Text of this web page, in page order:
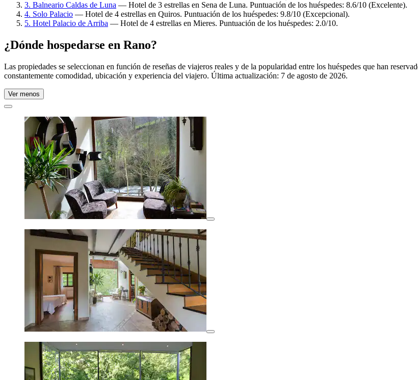
3. Balneario Caldas de Luna — Hotel de 3 estrellas en Sena de Luna. Puntuación de los huéspedes: 8.6/10 (Excelente).
4. Solo Palacio — Hotel de 4 estrellas en Quiros. Puntuación de los huéspedes: 9.8/10 (Excepcional).
5. Hotel Palacio de Arriba — Hotel de 4 estrellas en Mieres. Puntuación de los huéspedes: 2.0/10.
¿Dónde hospedarse en Rano?
Las propiedades se seleccionan en función de reseñas de viajeros reales y de la popularidad entre los huéspedes que han
constantemente comodidad, ubicación y experiencia del viajero. Última actualización: 7 de agosto de 2026.
Ver menos